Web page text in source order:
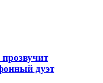
дуэт